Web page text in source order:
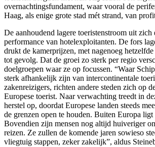
overnachtingsfundament, waar vooral de
Haag, als enige grote stad mét strand, van
De aanhoudend lagere toeristenstroom uit
performance van hotelexploitanten. De fors
drukt de kamerprijzen, met nagenoeg
tot gevolg. Dat de groei zo sterk per regio
doelgroepen waar ze op focussen. “Waar
sterk afhankelijk zijn van intercontinentale
zakenreizigers, richten andere steden zich op
Europese toerist. Naar verwachting treedt in
herstel op, doordat Europese landen steeds
de grenzen open te houden. Buiten Europa ligt
Bovendien zijn mensen nog altijd huiveriger
reizen. Ze zullen de komende jaren sowieso
vliegtuig stappen, zeker zakelijk”, aldus